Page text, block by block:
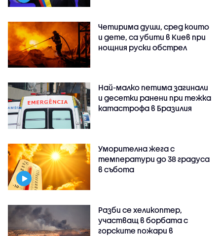
Четирима души, сред които
и дете, са убити в Киев при
нощния руски обстрел
Най-малко петима загинали
и десетки ранени при тежка
катастрофа в Бразилия
Уморителна жега с
температури до 38 градуса
в събота
Разби се хеликоптер,
участващ в борбата с
горските пожари в